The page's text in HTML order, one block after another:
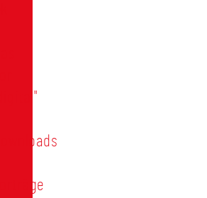
"digital"
Downloads
Vorträge